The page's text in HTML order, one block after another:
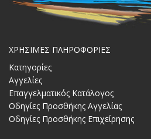
ΧΡΗΣΙΜΕΣ ΠΛΗΡΟΦΟΡΙΕΣ
Κατηγορίες
Αγγελίες
Επαγγελματικός Κατάλογος
Οδηγίες Προσθήκης Αγγελίας
Οδηγίες Προσθήκης Επιχείρησης